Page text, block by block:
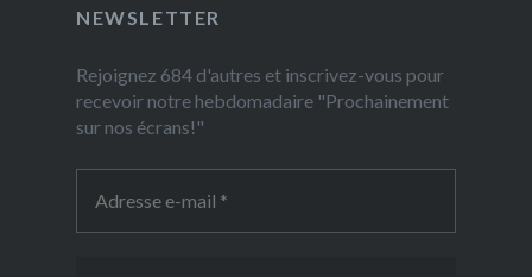
NEWSLETTER
Rejoignez 684 d'autres et inscrivez-vous pour
recevoir notre hebdomadaire "Prochainement
sur nos écrans!"